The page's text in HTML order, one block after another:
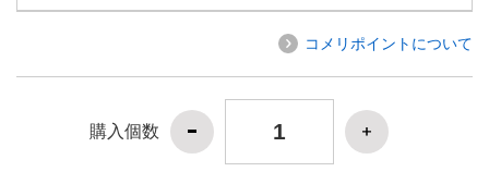
コメリポイントについて
購入個数